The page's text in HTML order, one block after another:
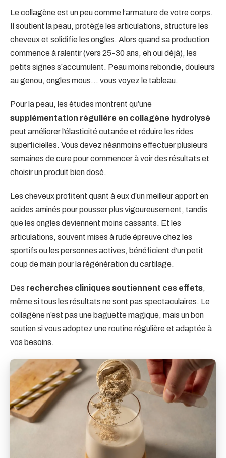
Le collagène est un peu comme l’armature de votre corps.
Il soutient la peau, protège les articulations, structure les
cheveux et solidifie les ongles. Alors quand sa production
commence à ralentir (vers 25-30 ans, eh oui déjà), les
petits signes s’accumulent. Peau moins rebondie, douleurs
au genou, ongles mous… vous voyez le tableau.
Pour la peau, les études montrent qu’une
supplémentation régulière en collagène hydrolysé
peut améliorer l’élasticité cutanée et réduire les rides
superficielles. Vous devez néanmoins effectuer plusieurs
semaines de cure pour commencer à voir des résultats et
choisir un produit bien dosé.
Les cheveux profitent quant à eux d’un meilleur apport en
acides aminés pour pousser plus vigoureusement, tandis
que les ongles deviennent moins cassants. Et les
articulations, souvent mises à rude épreuve chez les
sportifs ou les personnes actives, bénéficient d’un petit
coup de main pour la régénération du cartilage.
Des recherches cliniques soutiennent ces effets,
même si tous les résultats ne sont pas spectaculaires. Le
collagène n’est pas une baguette magique, mais un bon
soutien si vous adoptez une routine régulière et adaptée à
vos besoins.